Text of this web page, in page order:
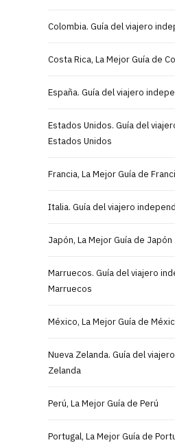
Colombia. Guía del viajero
Costa Rica, La Mejor Guía de
España. Guía del viajero
Estados Unidos. Guía del
Estados Unidos
Francia, La Mejor Guía de
Italia. Guía del viajero
Japón, La Mejor Guía de Japón
Marruecos. Guía del viajero
Marruecos
México, La Mejor Guía de
Nueva Zelanda. Guía del
Zelanda
Perú, La Mejor Guía de Perú
Portugal, La Mejor Guía de